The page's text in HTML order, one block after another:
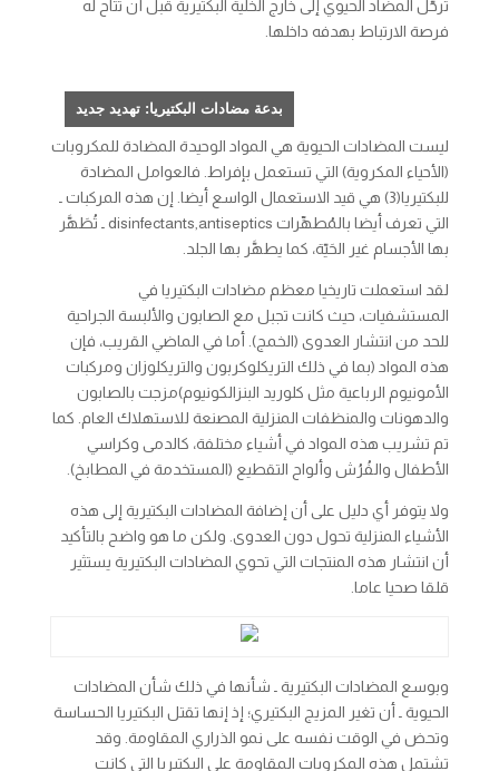
ترحّل المضاد الحيوي إلى خارج الخلية البكتيرية قبل أن تتاح له
فرصة الارتباط بهدفه داخلها.
بدعة مضادات البكتيريا: تهديد جديد
ليست المضادات الحيوية هي المواد الوحيدة المضادة للمكروبات
(الأحياء المكروية) التي تستعمل بإفراط. فالعوامل المضادة
للبكتيريا(3) هي قيد الاستعمال الواسع أيضا. إن هذه المركبات ـ
التي تعرف أيضا بالمُطهِّرات
disinfectants antiseptics
ـ تُطَهَّر
بها الأجسام غير الحَيّة، كما يطهَّر بها الجلد.
لقد استعملت تاريخيا معظم مضادات البكتيريا في
المستشفيات، حيث كانت تجبل مع الصابون والألبسة الجراحية
للحد من انتشار العدوى (الخمج). أما في الماضي القريب، فإن
هذه المواد (بما في ذلك التريكلوكربون والتريكلوزان ومركبات
الأمونيوم الرباعية مثل كلوريد البنزالكونيوم)مزجت بالصابون
والدهونات والمنظفات المنزلية المصنعة للاستهلاك العام. كما
تم تشريب هذه المواد في أشياء مختلفة، كالدمى وكراسي
الأطفال والفُرُش وألواح التقطيع (المستخدمة في المطابخ).
ولا يتوفر أي دليل على أن إضافة المضادات البكتيرية إلى هذه
الأشياء المنزلية تحول دون العدوى. ولكن ما هو واضح بالتأكيد
أن انتشار هذه المنتجات التي تحوي المضادات البكتيرية يستثير
قلقا صحيا عاما.
وبوسع المضادات البكتيرية ـ شأنها في ذلك شأن المضادات
الحيوية ـ أن تغير المزيج البكتيري؛ إذ إنها تقتل البكتيريا الحساسة
وتحض في الوقت نفسه على نمو الذراري المقاومة. وقد
تشتمل هذه المكروبات المقاوِمة على البكتيريا التي كانت